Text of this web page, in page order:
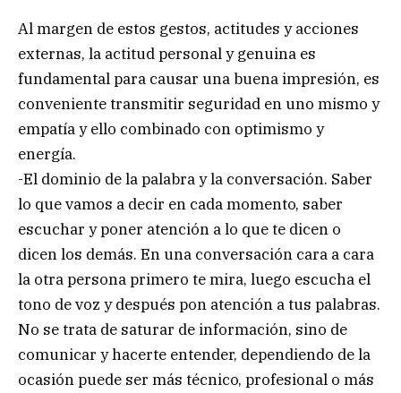
Al margen de estos gestos, actitudes y acciones
externas, la actitud personal y genuina es
fundamental para causar una buena impresión, es
conveniente transmitir seguridad en uno mismo y
empatía y ello combinado con optimismo y
energía.
-El dominio de la palabra y la conversación. Saber
lo que vamos a decir en cada momento, saber
escuchar y poner atención a lo que te dicen o
dicen los demás. En una conversación cara a cara
la otra persona primero te mira, luego escucha el
tono de voz y después pon atención a tus palabras.
No se trata de saturar de información, sino de
comunicar y hacerte entender, dependiendo de la
ocasión puede ser más técnico, profesional o más